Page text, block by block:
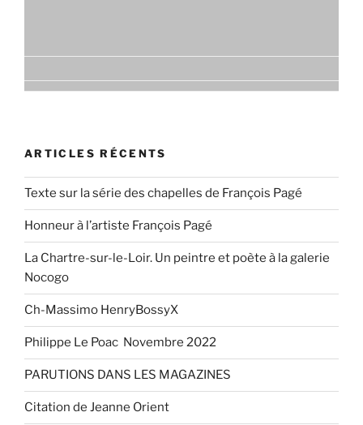
ARTICLES RÉCENTS
Texte sur la série des chapelles de François Pagé
Honneur à l’artiste François Pagé
La Chartre-sur-le-Loir. Un peintre et poète à la galerie
Nocogo
Ch-Massimo HenryBossyX
Philippe Le Poac Novembre 2022
PARUTIONS DANS LES MAGAZINES
Citation de Jeanne Orient